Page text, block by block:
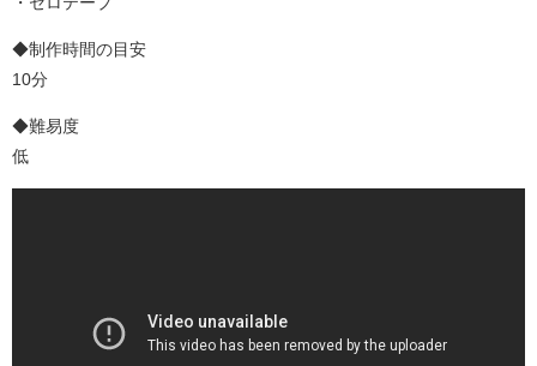
◆制作時間の目安
10分
◆難易度
低